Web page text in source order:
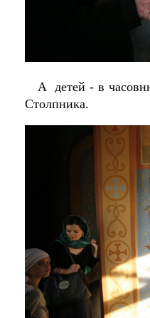
А детей - в
Столпника.